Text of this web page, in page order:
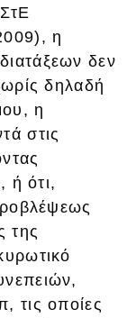
η
δεν
δηλαδή
η
στις
ή ότι,
της
τις οποίες